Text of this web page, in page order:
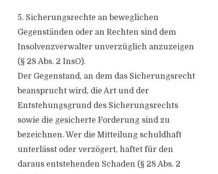
5. Sicherungsrechte an beweglichen
Gegenständen oder an Rechten sind dem
Insolvenzverwalter unverzüglich anzuzeigen
(§ 28 Abs. 2 InsO).
Der Gegenstand, an dem das Sicherungsrecht
beansprucht wird, die Art und der
Entstehungsgrund des Sicherungsrechts
sowie die gesicherte Forderung sind zu
bezeichnen. Wer die Mitteilung schuldhaft
unterlässt oder verzögert, haftet für den
daraus entstehenden Schaden (§ 28 Abs. 2